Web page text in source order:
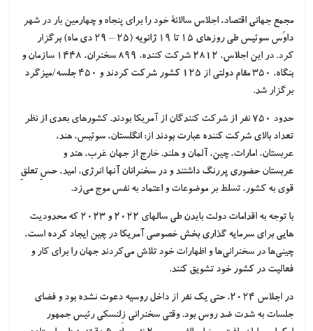
مجمع جهانی اقتصاد، اجلاس سالانۀ خود را برای پنجاه و چهارمین بار در شهر
داوُس سوئیس طی روزهای ۱۵ تا ۱۹ ژانویه (۲۵ – ۲۹ دی ‌ماه) برگزار
کرد. در این اجلاس، ۲۸۱۲ شرکت کننده، ۸۹۹ سخنران، ۱۴۴۸ سازمان و
بنگاه، ۳۵۰ مقام دولتی از ۱۲۵ کشور شرکت کردند و ۴۵۰ جلسه/میزگرد
برگزار شد.
حدود ۷۵۰ نفر از شرکت کنندگان از آمریکابودند. کشورهای بعدی از نظر
تعداد بالای شرکت کننده عبارت بودند از: انگلستان، سوئیس، هند،
عربستان، امارات، چین، آلمان و هلند. خارج از جهان غرب،هند و
عربستان حضوری پررنگ داشتند و در سخنرانان آنها انرژی، امید، حسِ تعلقِ
قوی به کشور، تسلط بر موضوعات و اعتماد به نفس موج می‌زد.
با توجه به اقدامات دولت بایدن طی سالهای ۲۰۲۲ و ۲۰۲۳ که محدودیت
هایی برای سرمایه ‌گذاری بخش خصوصی آمریکا درچین ایجاد کرده است،
چینی‌ها در سخنرانی‌ها و اظهارات خود تلاش می‌کردند جهان را برای کار و
فعالیت در کشور خود تشویق کنند.
در اجلاس ۲۰۲۴، حتی یک نفر از داخل روسیهدعوت نشده بود و فضای
جلسات به شدت ضد روس بود. وقتی سخنرانی زِلنسکیرئیس جمهور